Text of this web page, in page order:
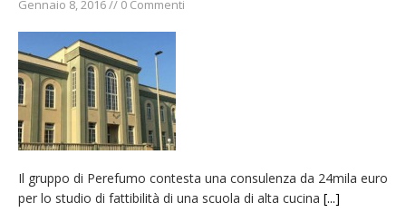
Gennaio 8, 2016 // 0 Commenti
Il gruppo di Perefumo contesta una consulenza da 24mila euro
per lo studio di fattibilità di una scuola di alta cucina [...]